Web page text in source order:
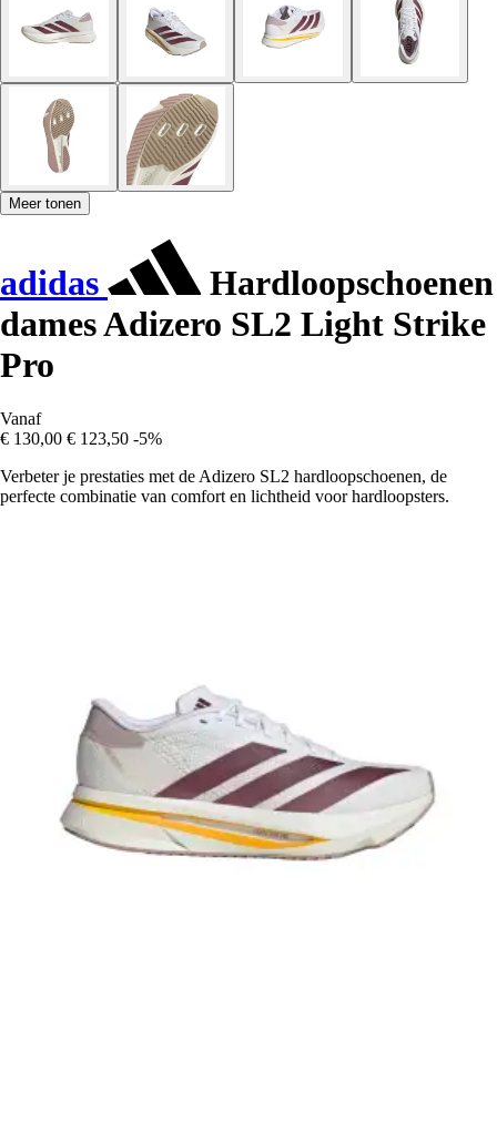
Meer tonen
adidas
Hardloopschoenen
dames Adizero SL2 Light Strike
Pro
Vanaf
€ 130,00 € 123,50 -5%
Verbeter je prestaties met de Adizero SL2 hardloopschoenen, de
perfecte combinatie van comfort en lichtheid voor hardloopsters.